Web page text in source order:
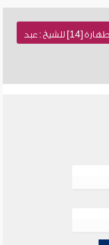
نسخة نصية للطباعة , الأحاديث المعلة في الطهارة [14] للشيخ : عبد